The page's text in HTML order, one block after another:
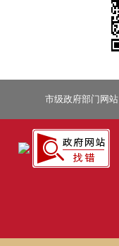
市级政府部门网站